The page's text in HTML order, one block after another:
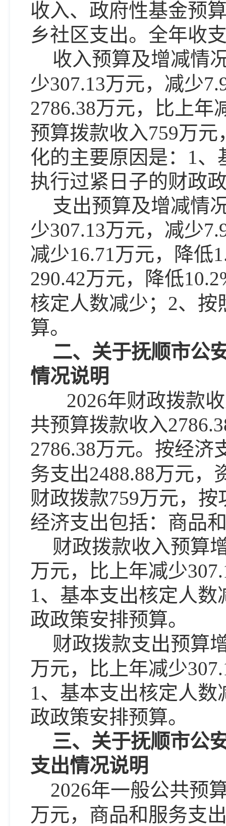
收入、 政府性基金预
乡社区支出。 全年收
收入预算及增减情
少307.13万元， 减少
2786.38万元，比上年
预算拨款收入759万元
化的主要原因是： 1、
执行过紧日子的财政
支出预算及增减情
少307.13万元， 减少
减少16.71万元，降低
290.42万元， 降低
核定人数减少；2、 按
算。
二、关于抚顺市公
情况说明
2026年财政拨款
共预算拨款收入
2786.38万元。 按经济
务支出2488.88万元，
财政拨款759万元，
经济支出包括： 商品
财政拨款收入预算
万元，比上年减少
1、基本支出核定人数
政政策安排预算。
财政拨款支出预算
万元，比上年减少
1、基本支出核定人数
政政策安排预算。
三、 关于抚顺市公
支出情况说明
2026年一般公共预
万元，商品和服务支